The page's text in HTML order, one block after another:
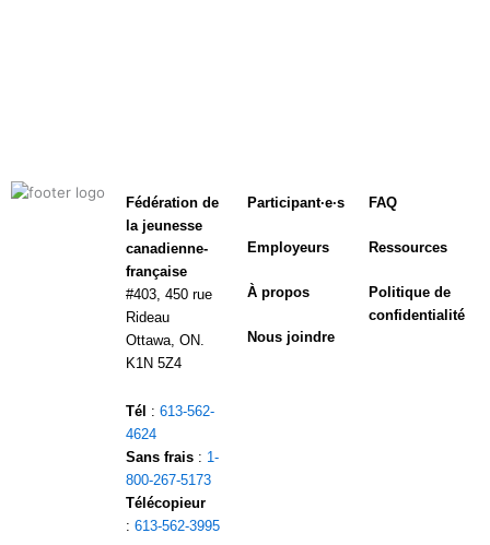
Fédération de
la jeunesse
canadienne-
française
#403, 450 rue
Rideau
Ottawa, ON.
K1N 5Z4
Tél :613-562-
4624
Sans frais : 1-
800-267-5173
Télécopieur
:613-562-3995
Participant·e·s
Employeurs
À propos
Nous joindre
FAQ
Ressources
Politique de
confidentialité